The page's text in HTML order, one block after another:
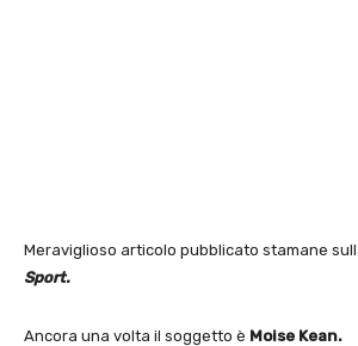
Meraviglioso articolo pubblicato stamane
Sport.
Ancora una volta il soggetto è Moise Kean.